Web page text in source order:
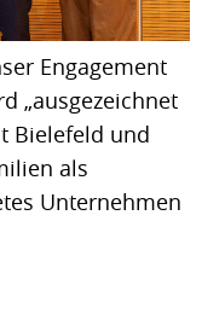
Engagement
„ausgezeichnet
Bielefeld und
als
Unternehmen